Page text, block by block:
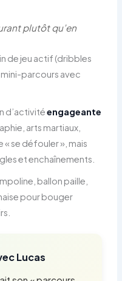
plutôt qu’en
de jeu actif (dribbles
parcours avec
d’activitéengageante
arts martiaux,
se défouler », mais
et enchaînements.
ballon paille,
pour bouger
Lucas